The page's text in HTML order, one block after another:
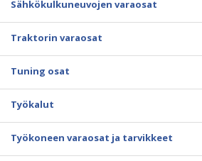
Sähkökulkuneuvojen varaosat
Traktorin varaosat
Tuning osat
Työkalut
Työkoneen varaosat ja tarvikkeet